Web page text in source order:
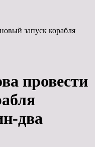
запуск корабля
провести
два